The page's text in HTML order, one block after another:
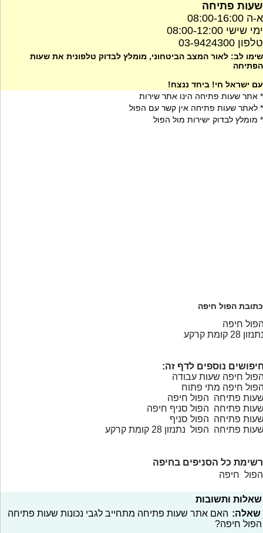
שעות פתיחה
א-ה 08:00-16:00
ימי שישי 08:00-12:00
טלפון 03-9424300
שימו לב: לאור המצב הביטחוני, מומלץ לבדוק טלפונית את שעות
הפתיחה
עם ישראל חי! ביחד ננצח!
* אתר שעות פתיחה הינו אתר שירות
* לאתר שעות פתיחה אין קשר עם הפול
* מומלץ לבדוק ישירות מול הפול
כתובת הפול חיפה
חיפה
28 קומת קרקע
נוספים לדף זה:
חיפה שעות עבודה
חיפה מתי פתוח
פתיחה הפול חיפה
פתיחה הפול סניף חיפה
פתיחה הפול סניף
פתיחה הפול נתנזון 28 קומת קרקע
רשימת כל הסניפים בחיפה
הפול חיפה
שאלות ותשובות
שאלה: האם אתר שעות פתיחה מתחייב לגבי נכונות שעות פתיחה
הפול חיפה?